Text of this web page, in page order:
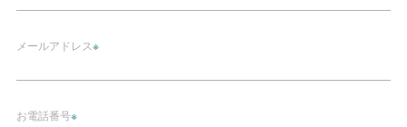
メールアドレス※
お電話番号※